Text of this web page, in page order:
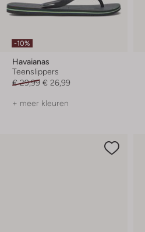
-10%
Havaianas
Teenslippers
€ 29,99 € 26,99
+ meer kleuren